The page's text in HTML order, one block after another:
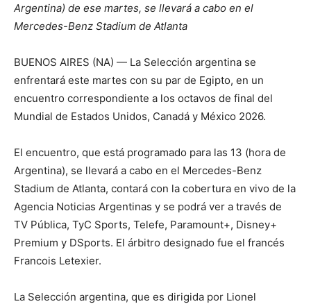
Argentina) de ese martes, se llevará a cabo en el
Mercedes-Benz Stadium de Atlanta
BUENOS AIRES (NA) — La Selección argentina se
enfrentará este martes con su par de Egipto, en un
encuentro correspondiente a los octavos de final del
Mundial de Estados Unidos, Canadá y México 2026.
El encuentro, que está programado para las 13 (hora de
Argentina), se llevará a cabo en el Mercedes-Benz
Stadium de Atlanta, contará con la cobertura en vivo de la
Agencia Noticias Argentinas y se podrá ver a través de
TV Pública, TyC Sports, Telefe, Paramount+, Disney+
Premium y DSports. El árbitro designado fue el francés
Francois Letexier.
La Selección argentina, que es dirigida por Lionel